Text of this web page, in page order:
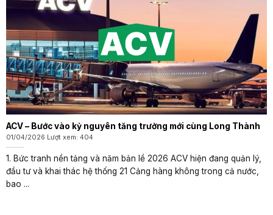
ACV – Bước vào kỷ nguyên tăng trưởng mới cùng Long Thành
01/04/2026 Lượt xem: 404
1. Bức tranh nền tảng và năm bản lề 2026 ACV hiện đang quản lý,
đầu tư và khai thác hệ thống 21 Cảng hàng không trong cả nước,
bao ...